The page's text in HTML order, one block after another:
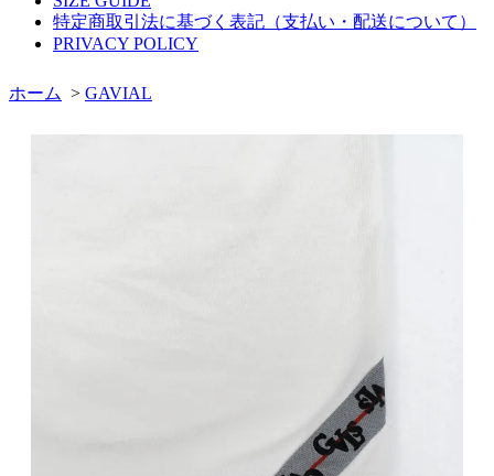
特定商取引法に基づく表記（支払い・配送について）
PRIVACY POLICY
ホーム > GAVIAL